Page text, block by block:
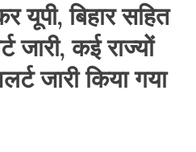
यूपी, बिहार सहित
जारी, कई राज्यों
जारी किया गया